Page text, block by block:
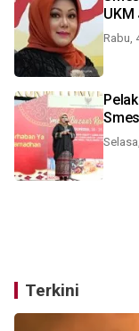
UKM
Rabu,
Terkini